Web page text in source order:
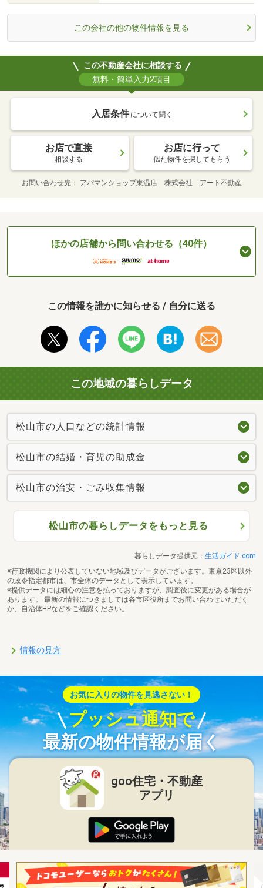
この会社の他の物件情報を見る
この不動産会社に相談する
無料・簡単入力2項目
入居条件 について聞く
お店で直接
相談する
お店に行って
似た物件を探してもらう
お問い合わせ先 アパマンショップ東温店 株式会社 アート不動産
ほかの店舗から問い合わせる（40件）
この情報を誰かに知らせる / 自分に送る
この地域の暮らしデータ
松山市の人口などの統計情報
松山市の結婚・育児の助成金
松山市の治安・ごみ収集情報
松山市の暮らしデータをもっと見る
暮らしデータ提供元： 生活ガイド.com
※行政機関により公表していない地域及びデータがございます。東京23区以外
の政令指定都市は、市全体のデータとして表示しています。
※提供データには細心の注意を払っておりますが、調査後に変更がある場合が
あります。 最新の情報につきましては各市区役所までお問い合わせいただく
か、自治体HPなどをご確認ください。
情報の見方
お気に入りの物件を見逃さない！
プッシュ通知で
最新の物件情報が届く
goo住宅・不動産
アプリ